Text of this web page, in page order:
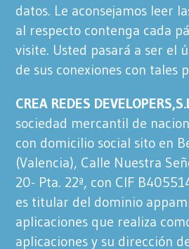
datos. Le aconsejamos leer
al respecto contenga cada
visite. Usted pasará a ser el
de sus conexiones con tales
CREA REDES
sociedad mercantil de
con domicilio social sito en
(Valencia), Calle Nuestra
20- Pta. 22ª, con CIF
es titular del dominio
aplicaciones que realiza
aplicaciones y su dirección